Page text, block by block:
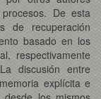
De esta
de recuperación
basado en los
respectivamente
discusión entre
explícita e